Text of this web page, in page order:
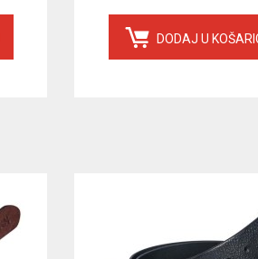
DODAJ U